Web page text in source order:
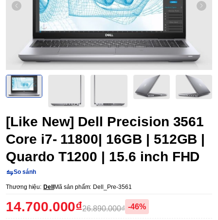
[Like New] Dell Precision 3561
Core i7- 11800| 16GB | 512GB |
Quardo T1200 | 15.6 inch FHD
So sánh
Thương hiệu: DellMã sản phẩm: Dell_Pre-3561
14.700.000₫26.890.000₫ -46%